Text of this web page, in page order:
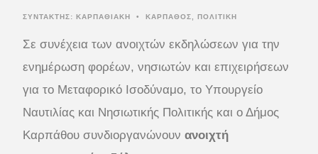
ΣΥΝΤΆΚΤΗΣ: ΚΑΡΠΑΘΙΑΚΗ • ΚΑΡΠΑΘΟΣ ΠΟΛΙΤΙΚΗ
Σε συνέχεια των ανοιχτών εκδηλώσεων για την
ενημέρωση φορέων, νησιωτών και επιχειρήσεων
για το Μεταφορικό Ισοδύναμο, το Υπουργείο
Ναυτιλίας και Νησιωτικής Πολιτικής και ο Δήμος
Καρπάθου συνδιοργανώνουν ανοιχτή